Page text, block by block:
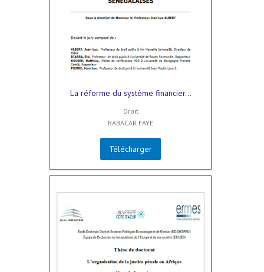
La réforme du système financier...
Droit
BABACAR FAYE
Télécharger